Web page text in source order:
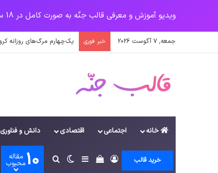
ویدیو آموزش و معرفی قالب جنّه به صورت کامل در 18 سرفصل
جمعه, 7 آگوست 2026 خبر فوری یک‌چهارم مرگ‌های روزانه
خانه اجتماعی اقتصادی دانش و فناوری
خرید قالب وروددیدن سبد خرید
سایدبارتغییر پوسته
جستجو برای
10 مقاله
محبوب